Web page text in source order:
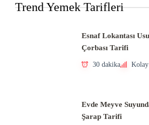
Trend Yemek Tarifleri
Esnaf Lokantası
Çorbası Tarifi
30 dakika Kolay
Evde Meyve
Şarap Tarifi